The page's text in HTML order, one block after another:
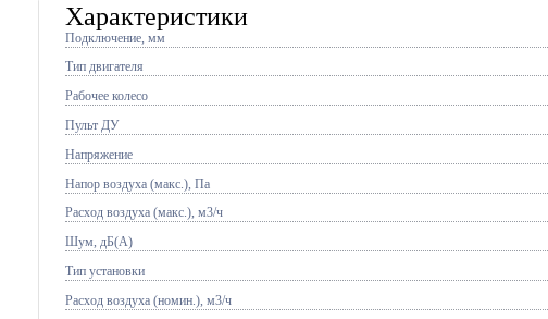
Характеристики
Подключение, мм
Тип двигателя
Рабочее колесо
Пульт ДУ
Напряжение
Напор воздуха (макс.), Па
Расход воздуха (макс.), м3/ч
Шум, дБ(А)
Тип установки
Расход воздуха (номин.), м3/ч